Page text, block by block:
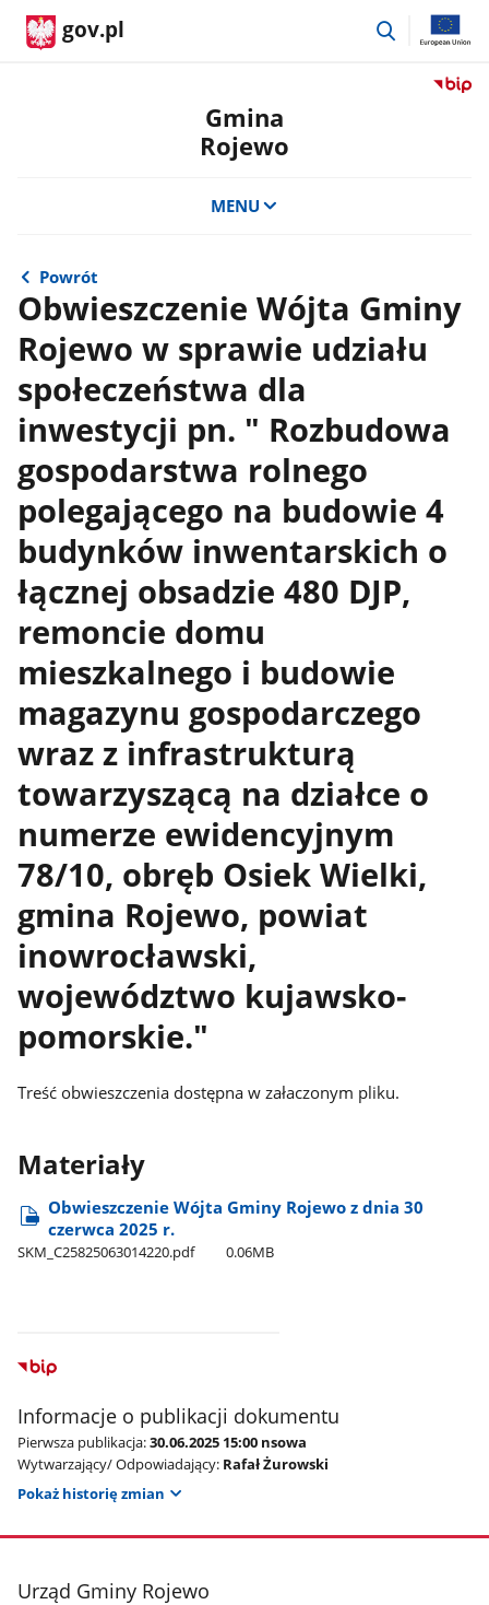
gov.pl
przejdź
Przejdź
Gmina
Rojewo
MENU
Powrót
Obwieszczenie Wójta Gminy
Rojewo w sprawie udziału
społeczeństwa dla
inwestycji pn. " Rozbudowa
gospodarstwa rolnego
polegającego na budowie 4
budynków inwentarskich o
łącznej obsadzie 480 DJP,
remoncie domu
mieszkalnego i budowie
magazynu gospodarczego
wraz z infrastrukturą
towarzyszącą na działce o
numerze ewidencyjnym
78/10, obręb Osiek Wielki,
gmina Rojewo, powiat
inowrocławski,
województwo kujawsko-
pomorskie."
Treść obwieszczenia dostępna w załaczonym pliku.
Materiały
Obwieszczenie Wójta Gminy Rojewo z dnia 30
czerwca 2025 r.
SKM​_C25825063014220.pdf 0.06MB
Informacje o publikacji dokumentu
Pierwsza publikacja:30.06.2025 15:00 nsowa
Wytwarzający/ Odpowiadający: Rafał Żurowski
Pokaż historię zmian
stopka
Urząd Gminy Rojewo